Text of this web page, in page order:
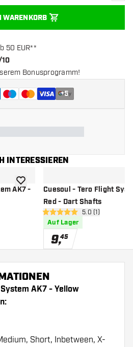
WARENKORB
50 EUR**
Bonusprogramm!
+5
INTERESSIEREN
AK7 -
öffnen
Zur Wunschliste hinzufügen
Cuesoul - Tero Flight
Red - Dart Shafts
5 Bewertungssterne
5.0 (1)
Auf Lager
9,45
AK7 - Yellow
Short, Inbetween, X-